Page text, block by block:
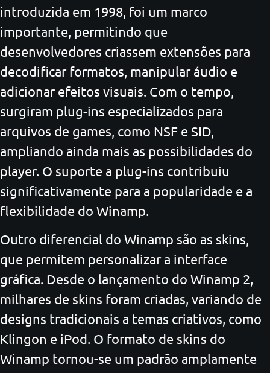
introduzida em 1998, foi um marco
importante, permitindo que
desenvolvedores criassem extensões para
decodificar formatos, manipular áudio e
adicionar efeitos visuais. Com o tempo,
surgiram plug-ins especializados para
arquivos de games, como NSF e SID,
ampliando ainda mais as possibilidades do
player. O suporte a plug-ins contribuiu
significativamente para a popularidade e a
flexibilidade do Winamp.
Outro diferencial do Winamp são as skins,
que permitem personalizar a interface
gráfica. Desde o lançamento do Winamp 2,
milhares de skins foram criadas, variando de
designs tradicionais a temas criativos, como
Klingon e iPod. O formato de skins do
Winamp tornou-se um padrão amplamente